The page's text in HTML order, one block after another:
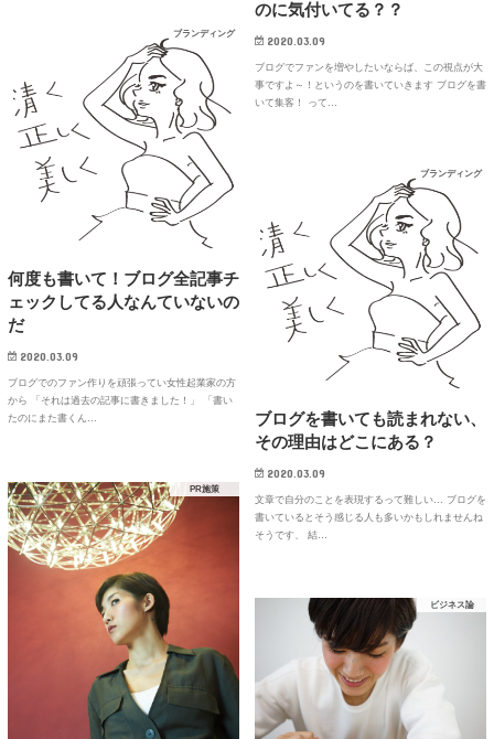
のに気付いてる？？
2020.03.09
ブログでファンを増やしたいならば、この視点が大
事ですよ～！というのを書いていきます ブログを書
いて集客！ って…
ブランディング
何度も書いて！ブログ全記事チ
ェックしてる人なんていないの
だ
2020.03.09
ブログでのファン作りを頑張ってい女性起業家の方
から 「それは過去の記事に書きました！」 「書い
たのにまた書くん…
ブランディング
ブログを書いても読まれない、
その理由はどこにある？
2020.03.09
文章で自分のことを表現するって難しい… ブログを
書いているとそう感じる人も多いかもしれませんね
そうです、 結…
PR施策
ビジネス論